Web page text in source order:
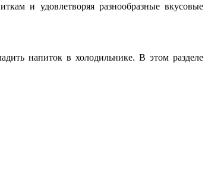
и удовлетворяя разнообразные вкусовые
напиток в холодильнике. В этом разделе